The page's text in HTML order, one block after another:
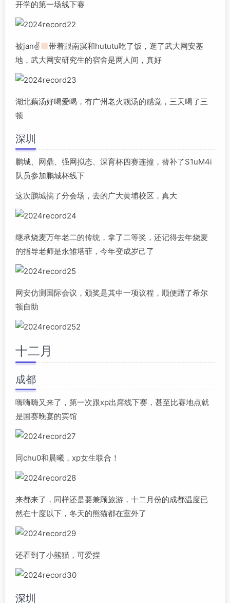
开学的第一场线下赛
被jan✌
带着跟南溟和hututu吃了饭，逛了武大网安基
地，武大网安研究生的宿舍是两人间，真好
湖北藕汤好喝爱喝，有广州老火靓汤的感觉，三天喝了三
顿
深圳
鹏城、网鼎、强网拟态、深育杯四赛连撞，替补了S1uM4i
队员参加鹏城杯线下
这次鹏城搞了分会场，去的广大黄埔校区，真大
继承烧麦万年老二的传统，拿了二等奖，还记得去年烧麦
的指导老师是永雏塔菲，今年变成岁己了
网安仿测国际会议，颁奖是其中一项议程，顺便蹭了希尔
顿自助
十二月
成都
嗨嗨嗨又来了，第一次跟xp出席线下赛，甚至比赛地点就
是国赛晚宴的宾馆
同chu0和晨曦，xp女生联合！
来都来了，同样还是要兼顾旅游，十二月份的成都温度已
然在十度以下，冬天的熊猫都在室外了
还看到了小熊猫，可爱捏
深圳